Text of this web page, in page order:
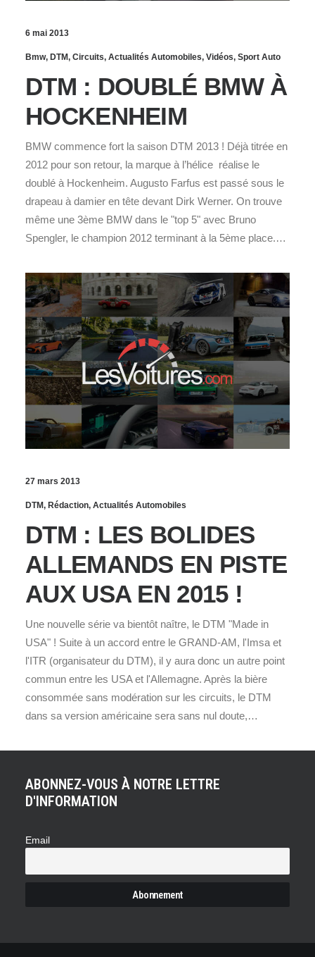
6 mai 2013
Bmw, DTM, Circuits, Actualités Automobiles, Vidéos, Sport Auto
DTM : DOUBLÉ BMW À
HOCKENHEIM
BMW commence fort la saison DTM 2013 ! Déjà titrée en
2012 pour son retour, la marque à l’hélice réalise le
doublé à Hockenheim. Augusto Farfus est passé sous le
drapeau à damier en tête devant Dirk Werner. On trouve
même une 3ème BMW dans le "top 5" avec Bruno
Spengler, le champion 2012 terminant à la 5ème place.…
27 mars 2013
DTM, Rédaction, Actualités Automobiles
DTM : LES BOLIDES
ALLEMANDS EN PISTE
AUX USA EN 2015 !
Une nouvelle série va bientôt naître, le DTM "Made in
USA" ! Suite à un accord entre le GRAND-AM, l'Imsa et
l'ITR (organisateur du DTM), il y aura donc un autre point
commun entre les USA et l'Allemagne. Après la bière
consommée sans modération sur les circuits, le DTM
dans sa version américaine sera sans nul doute,…
ABONNEZ-VOUS À NOTRE LETTRE
D'INFORMATION
Email